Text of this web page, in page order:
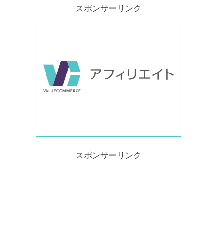
スポンサーリンク
スポンサーリンク